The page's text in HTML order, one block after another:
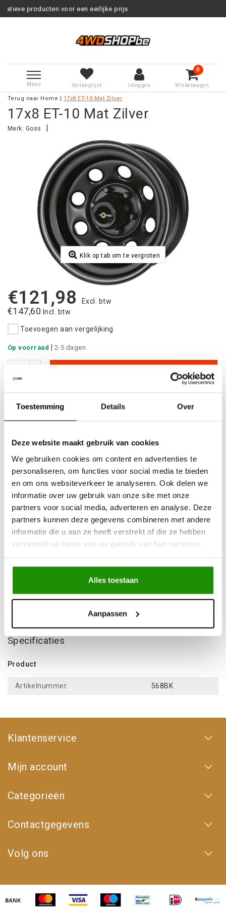
Toestemming Details Over
Deze website maakt gebruik van cookies
We gebruiken cookies om content en advertenties te
personaliseren, om functies voor social media te bieden
en om ons websiteverkeer te analyseren. Ook delen we
informatie over uw gebruik van onze site met onze
partners voor social media, adverteren en analyse. Deze
partners kunnen deze gegevens combineren met andere
informatie die u aan ze heeft verstrekt of die ze hebben
verzameld op basis van uw gebruik van hun services.
Alles toestaan
Aanpassen
voor een eerlijke prijs
Menu Verlanglijst Inloggen
0
Winkelwagen
Terug naar Home 17x8 ET-10 Mat Zilver
17x8 ET-10 Mat Zilver
Merk: Goss
Klik op tab om te vergroten
€121,98 Excl. btw
€147,60 Incl. btw
Toevoegen aan vergelijking
Op voorraad 2-5 dagen
Toevoegen aan winkelwagen
Aan verlanglijst toevoegen
Uitvoorraadleverbaar
Advies nodig?Bel ons op +32 (0)89203068
Verzending door heel Europa
+500nieuweproducten
Deel dit product
- 17 inch- 8 Breed- ET -10 - 6x139.7 – CB 110
Niet gevonden wat je zocht?
Specificaties
Product
Artikelnummer: 568BK
Klantenservice
Mijn account
Categorieën
Contactgegevens
Volg ons